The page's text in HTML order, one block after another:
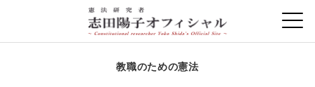
教職のための憲法